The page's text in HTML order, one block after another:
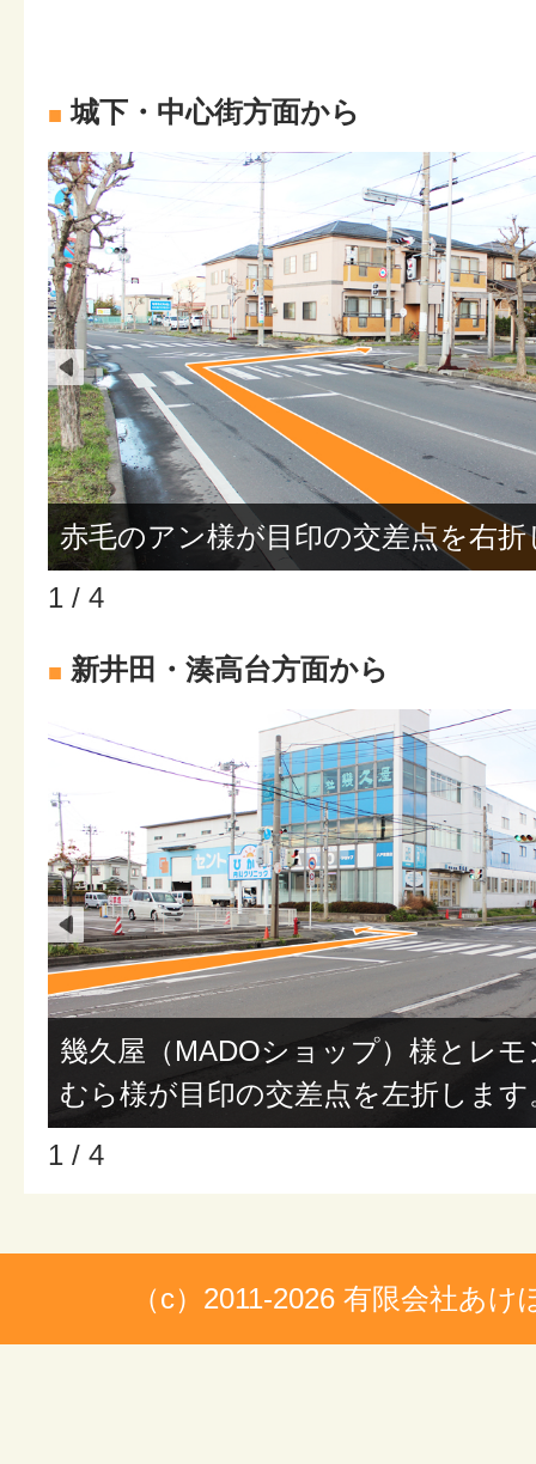
■ 城下・中心街方面から
赤毛のアン様が目印の交差点を右
1 / 4
■ 新井田・湊高台方面から
幾久屋（MADOショップ）様とレ
むら様が目印の交差点を左折します
1 / 4
（c）2011-2026 有限会社あけ